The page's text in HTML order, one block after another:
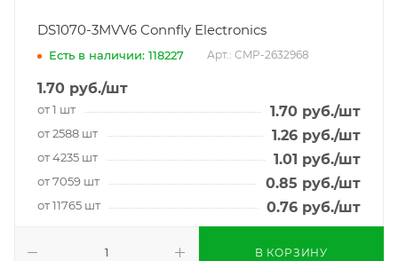
DS1070-3MVV6 Connfly Electronics
Есть в наличии: 118227 Арт.: CMP-2632968
1.70 руб./шт
от 1 шт 1.70 руб./шт
от 2588 шт 1.26 руб./шт
от 4235 шт 1.01 руб./шт
от 7059 шт 0.85 руб./шт
от 11765 шт 0.76 руб./шт
В КОРЗИНУ